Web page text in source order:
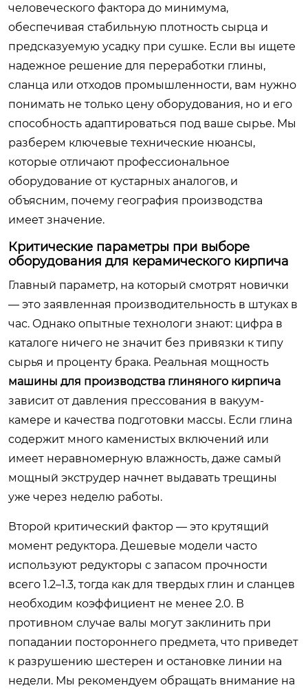
человеческого фактора до минимума,
обеспечивая стабильную плотность сырца и
предсказуемую усадку при сушке. Если вы ищете
надежное решение для переработки глины,
сланца или отходов промышленности, вам нужно
понимать не только цену оборудования, но и его
способность адаптироваться под ваше сырье. Мы
разберем ключевые технические нюансы,
которые отличают профессиональное
оборудование от кустарных аналогов, и
объясним, почему география производства
имеет значение.
Критические параметры при выборе
оборудования для керамического кирпича
Главный параметр, на который смотрят новички
— это заявленная производительность в штуках в
час. Однако опытные технологи знают: цифра в
каталоге ничего не значит без привязки к типу
сырья и проценту брака. Реальная мощность
машины для производства глиняного кирпича
зависит от давления прессования в вакуум-
камере и качества подготовки массы. Если глина
содержит много каменистых включений или
имеет неравномерную влажность, даже самый
мощный экструдер начнет выдавать трещины
уже через неделю работы.
Второй критический фактор — это крутящий
момент редуктора. Дешевые модели часто
используют редукторы с запасом прочности
всего 1.2–1.3, тогда как для твердых глин и сланцев
необходим коэффициент не менее 2.0. В
противном случае валы могут заклинить при
попадании постороннего предмета, что приведет
к разрушению шестерен и остановке линии на
недели. Мы рекомендуем обращать внимание на